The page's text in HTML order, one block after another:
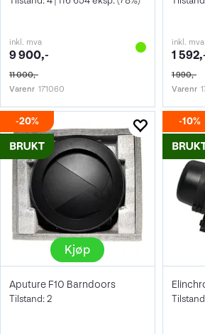
inkl. mva
9 900,-
11 000,-
Varenr 171060
inkl. mva
1
1 990,-
Varenr
20%
Kjøp
Aputure F10 Barndoors
Tilstand: 2
10%